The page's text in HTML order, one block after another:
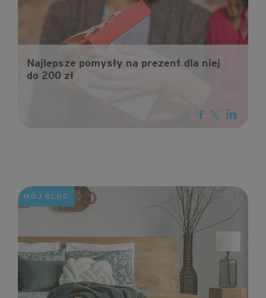
Najlepsze pomysły na prezent dla niej
do 200 zł
MÓJ BLOG